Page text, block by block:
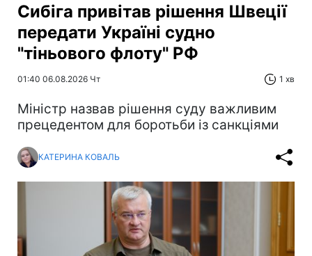
Сибіга привітав рішення Швеції
передати Україні судно
"тіньового флоту" РФ
01:40 06.08.2026 Чт 1 хв
Міністр назвав рішення суду важливим
прецедентом для боротьби із санкціями
КАТЕРИНА КОВАЛЬ